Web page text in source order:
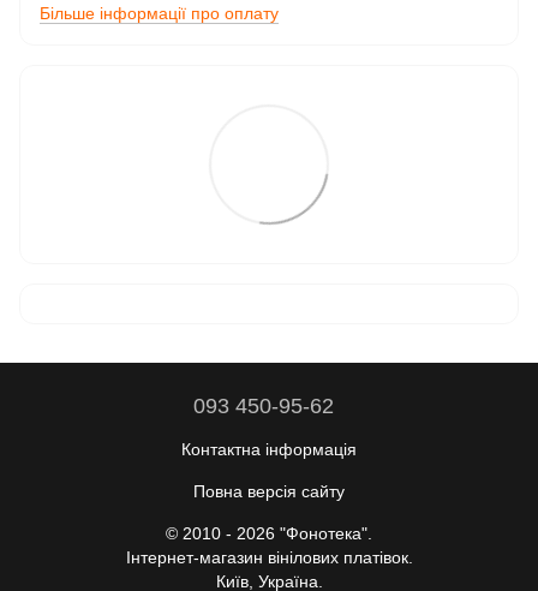
Більше інформації про оплату
093 450-95-62
Контактна інформація
Повна версія сайту
© 2010 - 2026 "Фонотека".
Інтернет-магазин вінілових платівок.
Київ, Україна.